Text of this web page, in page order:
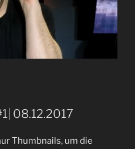
08.12.2017
Thumbnails, um die